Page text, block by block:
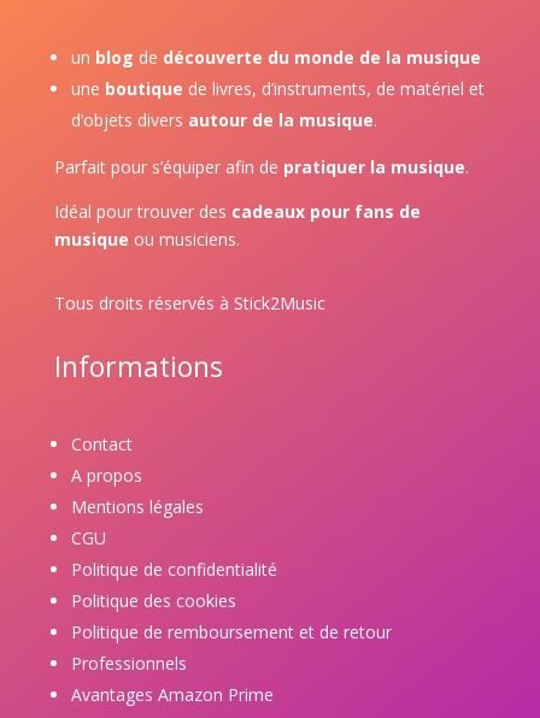
un blog de découverte du monde de la musique
une boutique de livres, d’instruments, de matériel et
d’objets divers autour de la musique.
Parfait pour s’équiper afin de pratiquer la musique.
Idéal pour trouver des cadeaux pour fans de
musique ou musiciens.
Tous droits réservés à Stick2Music
Informations
Contact
A propos
Mentions légales
CGU
Politique de confidentialité
Politique des cookies
Politique de remboursement et de retour
Professionnels
Avantages Amazon Prime